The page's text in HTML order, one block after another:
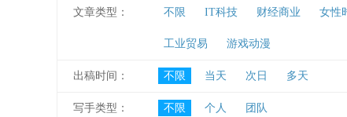
文章类型： 不限 IT科技 财经商业 女性
工业贸易 游戏动漫
出稿时间： 不限 当天 次日 多天
写手类型： 不限 个人 团队